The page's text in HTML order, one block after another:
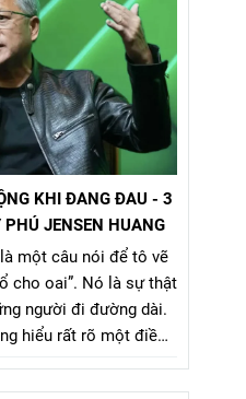
mó thị trường.
KHI ĐANG ĐAU - 3
JENSEN HUANG
một câu nói để tô vẽ
cho oai”. Nó là sự thật
người đi đường dài.
hiểu rất rõ một điều
khiến con người bỏ